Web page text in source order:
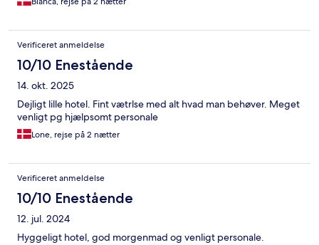
Verificeret anmeldelse
10/10 Enestående
14. okt. 2025
Dejligt lille hotel. Fint vætrlse med alt hvad man behøver. Meget
venligt pg hjælpsomt personale
Lone, rejse på 2 nætter
Verificeret anmeldelse
10/10 Enestående
12. jul. 2024
Hyggeligt hotel, god morgenmad og venligt personale.